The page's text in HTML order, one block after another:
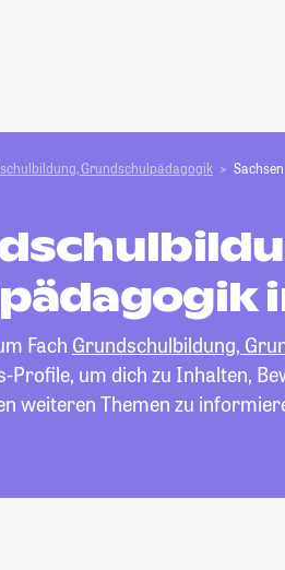
Grundschulpädagogik Sachsen
Fach Grundschulbildung,
Profile, um dich zu Inhalten,
weiteren Themen zu